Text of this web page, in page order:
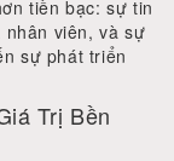
tiền bạc: sự tin
nhân viên, và sự
sự phát triển
Trị Bền